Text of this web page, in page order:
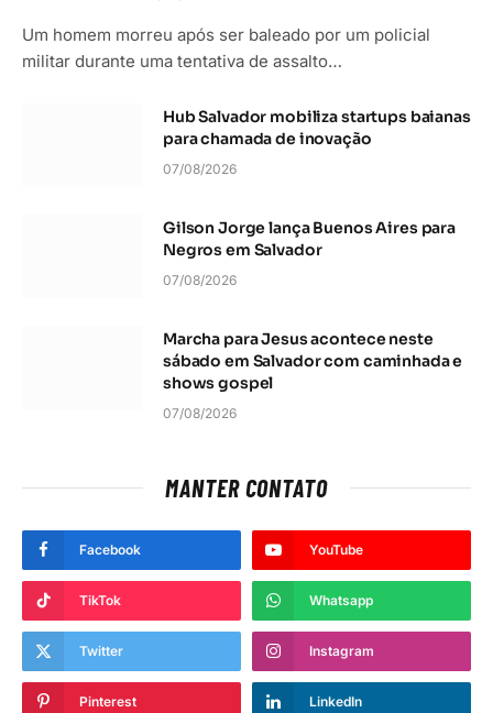
Um homem morreu após ser baleado por um policial
militar durante uma tentativa de assalto…
Hub Salvador mobiliza startups baianas
para chamada de inovação
07/08/2026
Gilson Jorge lança Buenos Aires para
Negros em Salvador
07/08/2026
Marcha para Jesus acontece neste
sábado em Salvador com caminhada e
shows gospel
07/08/2026
MANTER CONTATO
Facebook YouTube
TikTok Whatsapp
Twitter Instagram
Pinterest LinkedIn